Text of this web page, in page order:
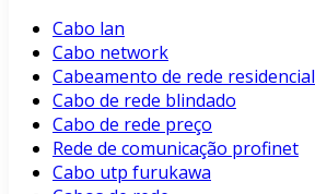
Cabo lan
Cabo network
Cabeamento de rede residencial
Cabo de rede blindado
Cabo de rede preço
Rede de comunicação profinet
Cabo utp furukawa